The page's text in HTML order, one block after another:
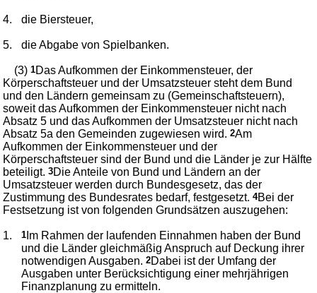
4. die Biersteuer,
5. die Abgabe von Spielbanken.
(3)1Das Aufkommen der Einkommensteuer, der
Körperschaftsteuer und der Umsatzsteuer steht dem Bund
und den Ländern gemeinsam zu (Gemeinschaftsteuern),
soweit das Aufkommen der Einkommensteuer nicht nach
Absatz 5 und das Aufkommen der Umsatzsteuer nicht nach
Absatz 5a den Gemeinden zugewiesen wird.2Am
Aufkommen der Einkommensteuer und der
Körperschaftsteuer sind der Bund und die Länder je zur Hälfte
beteiligt.3Die Anteile von Bund und Ländern an der
Umsatzsteuer werden durch Bundesgesetz, das der
Zustimmung des Bundesrates bedarf, festgesetzt.4Bei der
Festsetzung ist von folgenden Grundsätzen auszugehen:
1. 1 Im Rahmen der laufenden Einnahmen haben der Bund
und die Länder gleichmäßig Anspruch auf Deckung ihrer
notwendigen Ausgaben.2Dabei ist der Umfang der
Ausgaben unter Berücksichtigung einer mehrjährigen
Finanzplanung zu ermitteln.